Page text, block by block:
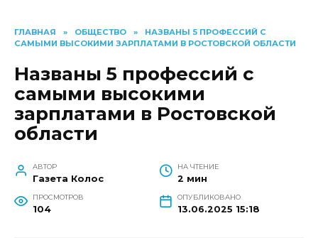
ГЛАВНАЯ » ОБЩЕСТВО »
НАЗВАНЫ 5 ПРОФЕССИЙ С
САМЫМИ ВЫСОКИМИ ЗАРПЛАТАМИ В РОСТОВСКОЙ ОБЛАСТИ
Названы 5 профессий с
самыми высокими
зарплатами в Ростовской
области
АВТОР
Газета Колос
НА ЧТЕНИЕ
2 мин
ПРОСМОТРОВ
104
ОПУБЛИКОВАНО
13.06.2025 15:18